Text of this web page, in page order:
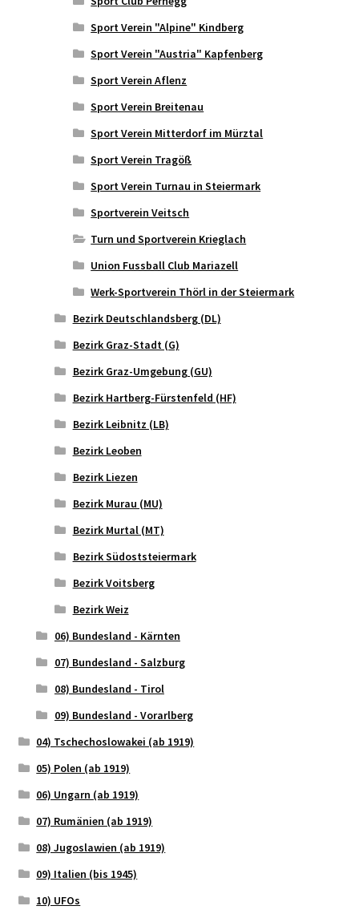
Sport Verein "Alpine" Kindberg
Sport Verein "Austria" Kapfenberg
Sport Verein Aflenz
Sport Verein Breitenau
Sport Verein Mitterdorf im Mürztal
Sport Verein Tragöß
Sport Verein Turnau in Steiermark
Sportverein Veitsch
Turn und Sportverein Krieglach
Union Fussball Club Mariazell
Werk-Sportverein Thörl in der Steiermark
Bezirk Deutschlandsberg (DL)
Bezirk Graz-Stadt (G)
Bezirk Graz-Umgebung (GU)
Bezirk Hartberg-Fürstenfeld (HF)
Bezirk Leibnitz (LB)
Bezirk Leoben
Bezirk Liezen
Bezirk Murau (MU)
Bezirk Murtal (MT)
Bezirk Südoststeiermark
Bezirk Voitsberg
Bezirk Weiz
06) Bundesland - Kärnten
07) Bundesland - Salzburg
08) Bundesland - Tirol
09) Bundesland - Vorarlberg
04) Tschechoslowakei (ab 1919)
05) Polen (ab 1919)
06) Ungarn (ab 1919)
07) Rumänien (ab 1919)
08) Jugoslawien (ab 1919)
09) Italien (bis 1945)
10) UFOs